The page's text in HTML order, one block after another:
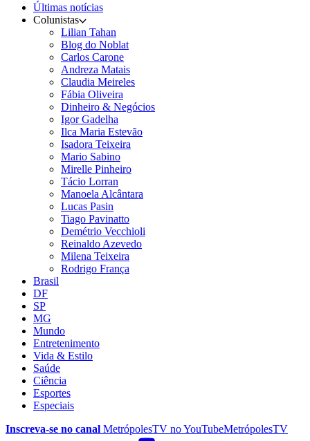
Últimas notícias
Colunistas
Lilian Tahan
Blog do Noblat
Carlos Carone
Andreza Matais
Claudia Meireles
Fábia Oliveira
Dinheiro & Negócios
Igor Gadelha
Ilca Maria Estevão
Isadora Teixeira
Mario Sabino
Mirelle Pinheiro
Tácio Lorran
Manoela Alcântara
Lucas Pasin
Tiago Pavinatto
Demétrio Vecchioli
Reinaldo Azevedo
Milena Teixeira
Rodrigo França
Brasil
DF
SP
MG
Mundo
Entretenimento
Vida & Estilo
Saúde
Ciência
Esportes
Especiais
Inscreva-se no canal MetrópolesTV noYouTubeMetrópolesTV